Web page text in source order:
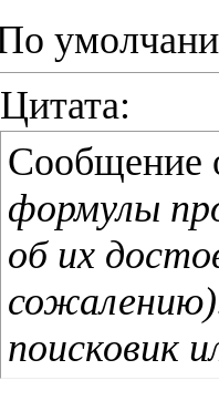
Цитата:
Сообщение
формулы
об их
поисковик